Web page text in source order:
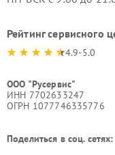
Рейтинг сервисного
4.9-5.0
ООО "Русервис"
ИНН 7702633247
ОГРН 1077746335776
Поделиться в соц. сетях: